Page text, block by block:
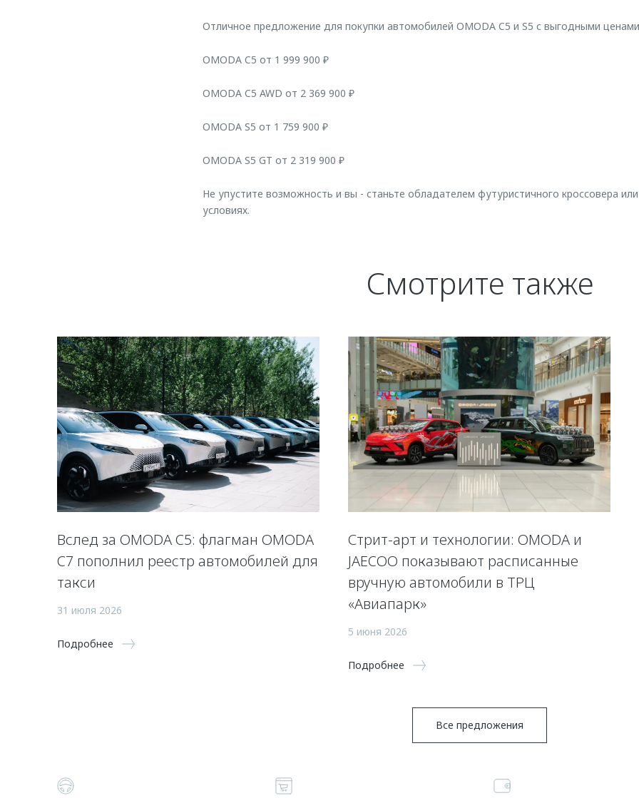
Отличное предложение для покупки автомобилей OMODA C5 и S5 с выгодными
OMODA C5 от 1 999 900 ₽
OMODA C5 AWD от 2 369 900 ₽
OMODA S5 от 1 759 900 ₽
OMODA S5 GT от 2 319 900 ₽
Не упустите возможность и вы - станьте обладателем футуристичного кроссовера
условиях.
Смотрите также
Вслед за OMODA C5: флагман OMODA
C7 пополнил реестр автомобилей для
такси
31 июля 2026
Подробнее
Стрит-арт и технологии: OMODA и
JAECOO показывают расписанные
вручную автомобили в ТРЦ
«Авиапарк»
5 июня 2026
Подробнее
Все предложения